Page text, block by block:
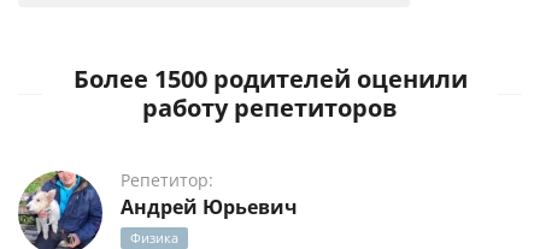
Более 1500 родителей оценили
работу репетиторов
Репетитор:
Андрей Юрьевич
Физика